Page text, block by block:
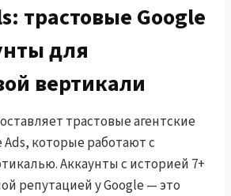
трастовые Google
для
вертикали
трастовые агентские
Ads, которые работают с
Аккаунты с историей 7+
репутацией у Google — это